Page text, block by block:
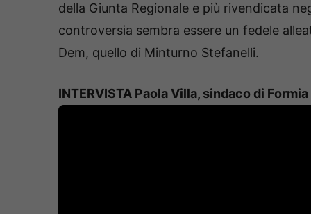
della Giunta Regionale e più rivendicata
controversia sembra essere un fedele
Dem, quello di Minturno Stefanelli.
INTERVISTA Paola Villa, sindaco di Formia